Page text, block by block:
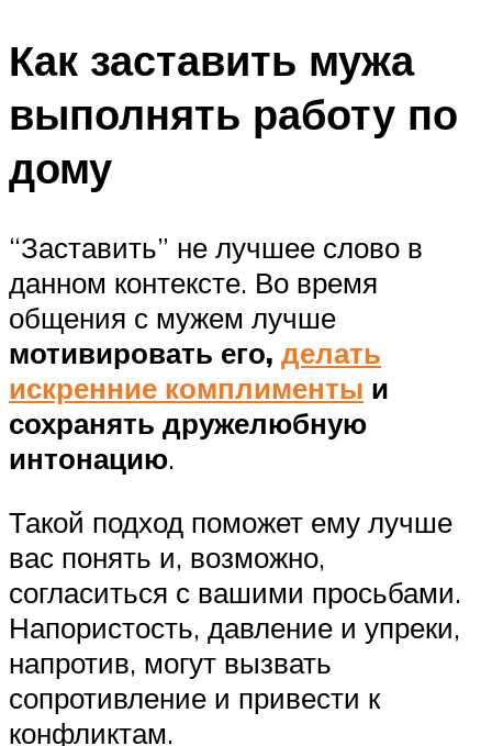
Как заставить мужа
выполнять работу по
дому
“Заставить” не лучшее слово в
данном контексте. Во время
общения с мужем лучше
мотивировать его, делать
искренние комплименты и
сохранять дружелюбную
интонацию.
Такой подход поможет ему лучше
вас понять и, возможно,
согласиться с вашими просьбами.
Напористость, давление и упреки,
напротив, могут вызвать
сопротивление и привести к
конфликтам.